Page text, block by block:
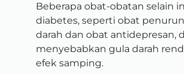
Beberapa obat-obatan selain
diabetes, seperti obat
darah dan obat antidepresan,
menyebabkan gula darah
efek samping.